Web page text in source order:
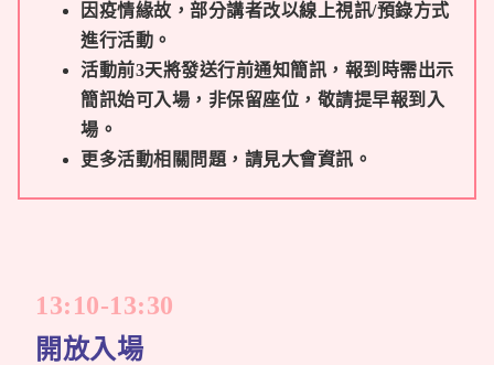
因疫情緣故，部分講者改以線上視訊/預錄方式
進行活動。
活動前3天將發送行前通知簡訊，報到時需出示
簡訊始可入場，非保留座位，敬請提早報到入
場。
更多活動相關問題，請見大會資訊 。
13:10-13:30
開放入場